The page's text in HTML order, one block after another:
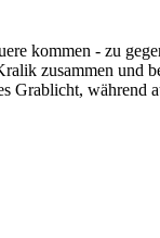
kommen - zu
zusammen und
Grablicht, während